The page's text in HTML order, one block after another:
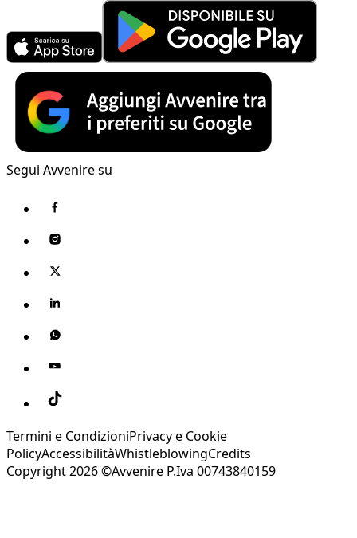
Segui Avvenire su
Termini e CondizioniPrivacy e Cookie
PolicyAccessibilitàWhistleblowingCredits
Copyright 2026 ©Avvenire P.Iva 00743840159